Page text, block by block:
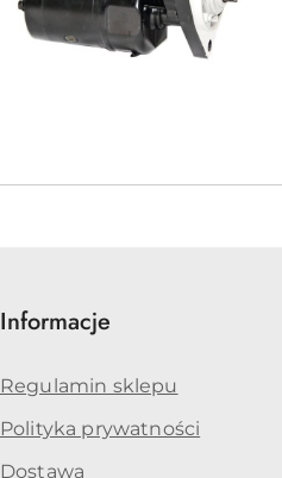
Informacje
Regulamin sklepu
Polityka prywatności
Dostawa